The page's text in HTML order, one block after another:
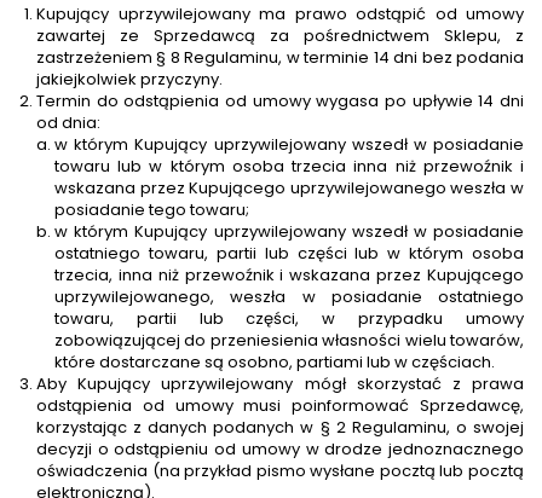
Kupujący uprzywilejowany ma prawo odstąpić od umowy
zawartej ze Sprzedawcą za pośrednictwem Sklepu, z
zastrzeżeniem § 8 Regulaminu, w terminie 14 dni bez podania
jakiejkolwiek przyczyny.
Termin do odstąpienia od umowy wygasa po upływie 14 dni
od dnia:
w którym Kupujący uprzywilejowany wszedł w posiadanie
towaru lub w którym osoba trzecia inna niż przewoźnik i
wskazana przez Kupującego uprzywilejowanego weszła w
posiadanie tego towaru;
w którym Kupujący uprzywilejowany wszedł w posiadanie
ostatniego towaru, partii lub części lub w którym osoba
trzecia, inna niż przewoźnik i wskazana przez Kupującego
uprzywilejowanego, weszła w posiadanie ostatniego
towaru, partii lub części, w przypadku umowy
zobowiązującej do przeniesienia własności wielu towarów,
które dostarczane są osobno, partiami lub w częściach.
Aby Kupujący uprzywilejowany mógł skorzystać z prawa
odstąpienia od umowy musi poinformować Sprzedawcę,
korzystając z danych podanych w § 2 Regulaminu, o swojej
decyzji o odstąpieniu od umowy w drodze jednoznacznego
oświadczenia (na przykład pismo wysłane pocztą lub pocztą
elektroniczną).